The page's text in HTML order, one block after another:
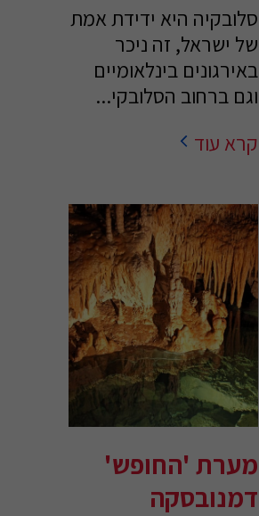
סלובקיה היא ידידת אמת
של ישראל, זה ניכר
באירגונים בינלאומיים
וגם ברחוב הסלובקי...
קרא עוד
מערת 'החופש'
דמנובסקה